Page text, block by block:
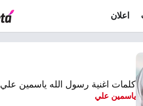
اعلان
كلمات اغنية رسول الله ياسمين علي
ياسمين علي